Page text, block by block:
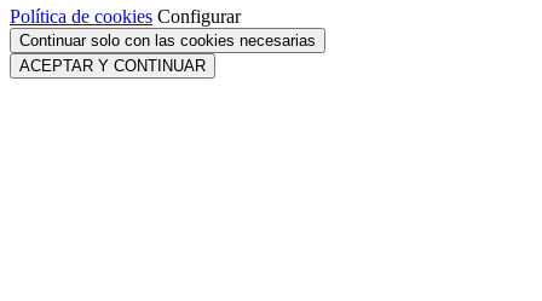
Política de cookies Configurar
Continuar solo con las cookies necesarias
ACEPTAR Y CONTINUAR